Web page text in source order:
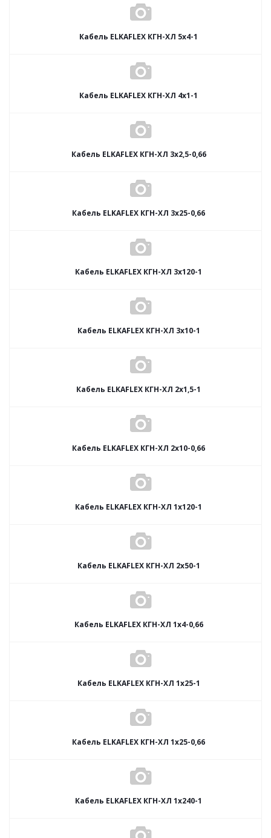
Кабель ELKAFLEX КГН-ХЛ 5x4-1
Кабель ELKAFLEX КГН-ХЛ 4x1-1
Кабель ELKAFLEX КГН-ХЛ 3x2,5-0,66
Кабель ELKAFLEX КГН-ХЛ 3x25-0,66
Кабель ELKAFLEX КГН-ХЛ 3x120-1
Кабель ELKAFLEX КГН-ХЛ 3x10-1
Кабель ELKAFLEX КГН-ХЛ 2x1,5-1
Кабель ELKAFLEX КГН-ХЛ 2x10-0,66
Кабель ELKAFLEX КГН-ХЛ 1x120-1
Кабель ELKAFLEX КГН-ХЛ 2x50-1
Кабель ELKAFLEX КГН-ХЛ 1x4-0,66
Кабель ELKAFLEX КГН-ХЛ 1x25-1
Кабель ELKAFLEX КГН-ХЛ 1x25-0,66
Кабель ELKAFLEX КГН-ХЛ 1x240-1